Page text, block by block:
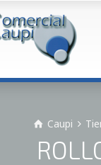
Caupi